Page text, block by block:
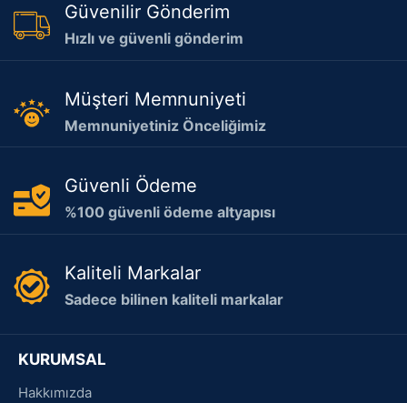
Güvenilir Gönderim
Hızlı ve güvenli gönderim
Müşteri Memnuniyeti
Memnuniyetiniz Önceliğimiz
Güvenli Ödeme
%100 güvenli ödeme altyapısı
Kaliteli Markalar
Sadece bilinen kaliteli markalar
KURUMSAL
Hakkımızda